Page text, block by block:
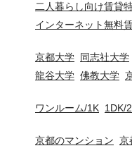
二人暮らし向け賃貸
インターネット無料
京都大学 同志社大学
龍谷大学 佛教大学
ワンルーム/1K 1DK/
京都のマンション 京